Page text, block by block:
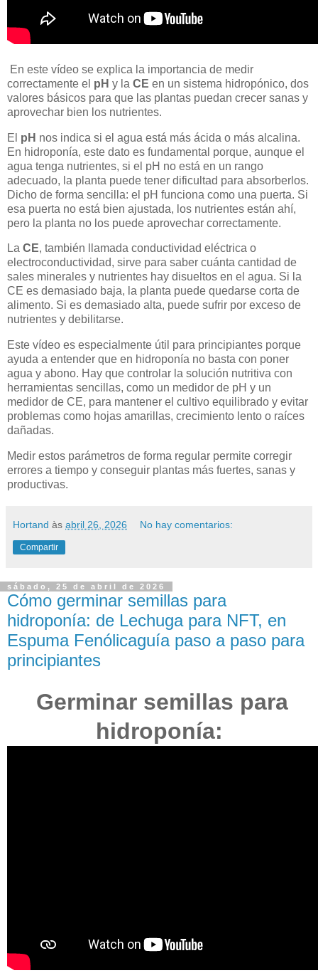
En este vídeo se explica la importancia de medir
correctamente el pH y la CE en un sistema hidropónico, dos
valores básicos para que las plantas puedan crecer sanas y
aprovechar bien los nutrientes.
El pH nos indica si el agua está más ácida o más alcalina.
En hidroponía, este dato es fundamental porque, aunque el
agua tenga nutrientes, si el pH no está en un rango
adecuado, la planta puede tener dificultad para absorberlos.
Dicho de forma sencilla: el pH funciona como una puerta. Si
esa puerta no está bien ajustada, los nutrientes están ahí,
pero la planta no los puede aprovechar correctamente.
La CE, también llamada conductividad eléctrica o
electroconductividad, sirve para saber cuánta cantidad de
sales minerales y nutrientes hay disueltos en el agua. Si la
CE es demasiado baja, la planta puede quedarse corta de
alimento. Si es demasiado alta, puede sufrir por exceso de
nutrientes y debilitarse.
Este vídeo es especialmente útil para principiantes porque
ayuda a entender que en hidroponía no basta con poner
agua y abono. Hay que controlar la solución nutritiva con
herramientas sencillas, como un medidor de pH y un
medidor de CE, para mantener el cultivo equilibrado y evitar
problemas como hojas amarillas, crecimiento lento o raíces
dañadas.
Medir estos parámetros de forma regular permite corregir
errores a tiempo y conseguir plantas más fuertes, sanas y
productivas.
Hortand às abril 26, 2026 No hay comentarios:
Compartir
sábado, 25 de abril de 2026
Cómo germinar semillas para
hidroponía: de Lechuga para NFT, en
Espuma Fenólicaguía paso a paso para
principiantes
Germinar semillas para
hidroponía: